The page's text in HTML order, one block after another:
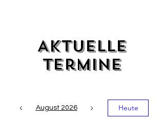
Aktuelle
Termine
August 2026 Heute